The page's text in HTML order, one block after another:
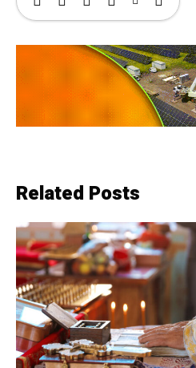
Related Posts